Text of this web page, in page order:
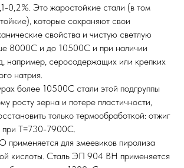
0,2%. Это жаростойкие стали (в том
которые сохраняют свои
свойства и чистую светлую
8000С и до 10500С и при наличии
например, серосодержащих или крепких
натрия.
более 10500С стали этой подгруппы
росту зерна и потере пластичности,
только термообработкой: отжиг
при Т=730-7900С.
для змеевиков пиролиза
кислоты. Сталь ЭП 904 ВН применяется